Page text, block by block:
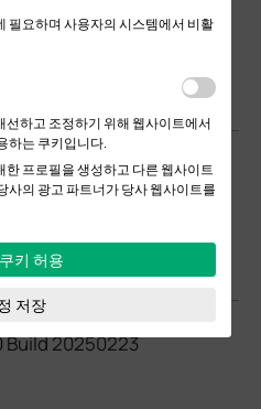
20250328
Build 20250223
필요하며 사용자의 시스템에서 비활
선하고 조정하기 위해 웹사이트에서
하는 쿠키입니다.
프로필을 생성하고 다른 웹사이트
사의 광고 파트너가 당사 웹사이트를
키 허용
저장